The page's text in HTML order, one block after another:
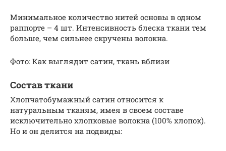
Минимальное количество нитей основы в одном
раппорте – 4 шт. Интенсивность блеска ткани тем
больше, чем сильнее скручены волокна.
Фото: Как выглядит сатин, ткань вблизи
Состав ткани
Хлопчатобумажный сатин относится к
натуральным тканям, имея в своем составе
исключительно хлопковые волокна (100% хлопок).
Но и он делится на подвиды: